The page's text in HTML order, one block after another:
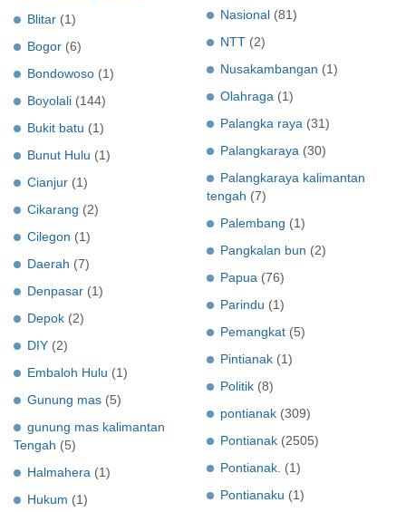
Blitar (1)
Bogor (6)
Bondowoso (1)
Boyolali (144)
Bukit batu (1)
Bunut Hulu (1)
Cianjur (1)
Cikarang (2)
Cilegon (1)
Daerah (7)
Denpasar (1)
Depok (2)
DIY (2)
Embaloh Hulu (1)
Gunung mas (5)
gunung mas kalimantan
Tengah (5)
Halmahera (1)
Hukum (1)
Nasional (81)
NTT (2)
Nusakambangan (1)
Olahraga (1)
Palangka raya (31)
Palangkaraya (30)
Palangkaraya kalimantan
tengah (7)
Palembang (1)
Pangkalan bun (2)
Papua (76)
Parindu (1)
Pemangkat (5)
Pintianak (1)
Politik (8)
pontianak (309)
Pontianak (2505)
Pontianak. (1)
Pontianaku (1)